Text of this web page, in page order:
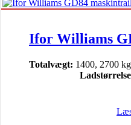
Ifor Williams
Totalvægt: 1400, 2700